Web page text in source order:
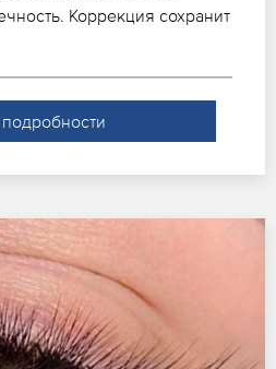
Коррекция сохранит
подробности